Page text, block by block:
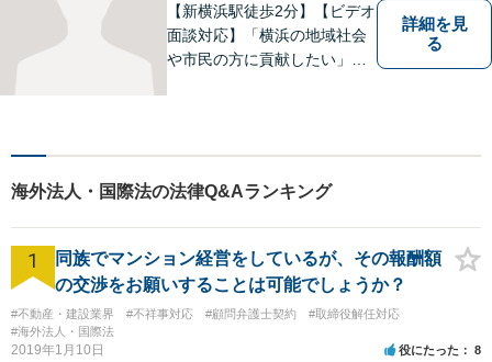
【新横浜駅徒歩2分】【ビデオ
面談対応】「横浜の地域社会
や市民の方に貢献したい」を
トができるよう全力を尽くし
ます。事務所一丸となって法
律トラブルの解決を目指しま
す。
詳細を見
る
海外法人・国際法の法律Q&Aランキング
1
同族でマンション経営をしているが、その報酬額
の交渉をお願いすることは可能でしょうか？
#不動産・建設業界 #不祥事対応 #顧問弁護士契約
#取締役解任対応
#海外法人・国際法
2019年1月10日 役にたった 8